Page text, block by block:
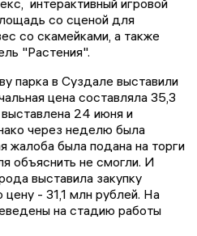
интерактивный игровой
со сценой для
со скамейками, а также
"Растения".
парка в Суздале выставили
цена составляла 35,3
24 июня и
через неделю была
жалоба была подана на торги
объяснить не смогли. И
выставила закупку
- 31,1 млн рублей. На
на стадию работы